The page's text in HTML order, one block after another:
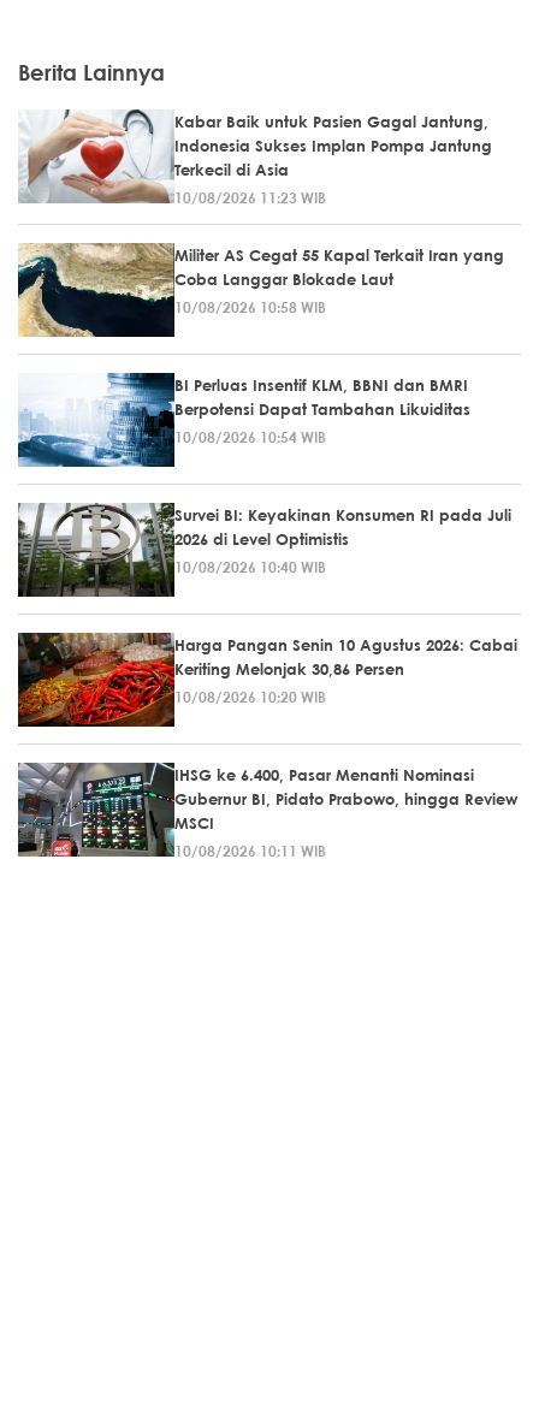
Berita Lainnya
Kabar Baik untuk Pasien Gagal Jantung,
Indonesia Sukses Implan Pompa Jantung
Terkecil di Asia
10/08/2026 11:23 WIB
Militer AS Cegat 55 Kapal Terkait Iran yang
Coba Langgar Blokade Laut
10/08/2026 10:58 WIB
BI Perluas Insentif KLM, BBNI dan BMRI
Berpotensi Dapat Tambahan Likuiditas
10/08/2026 10:54 WIB
Survei BI: Keyakinan Konsumen RI pada Juli
2026 di Level Optimistis
10/08/2026 10:40 WIB
Harga Pangan Senin 10 Agustus 2026: Cabai
Keriting Melonjak 30,86 Persen
10/08/2026 10:20 WIB
IHSG ke 6.400, Pasar Menanti Nominasi
Gubernur BI, Pidato Prabowo, hingga Review
MSCI
10/08/2026 10:11 WIB